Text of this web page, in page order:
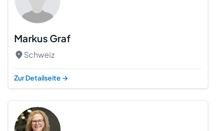
Markus Graf
Schweiz
Zur Detailseite →